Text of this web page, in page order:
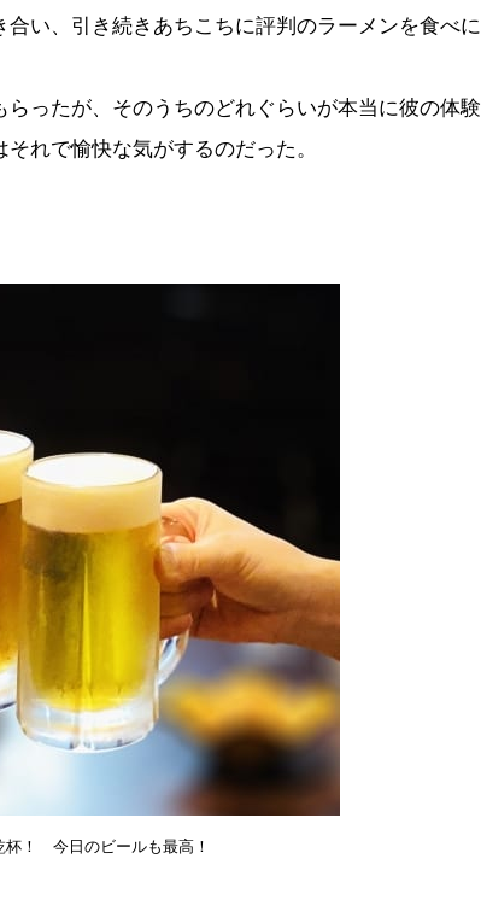
い、引き続きあちこちに評判のラーメンを食べに
ったが、そのうちのどれぐらいが本当に彼の体験
れで愉快な気がするのだった。
！ 今日のビールも最高！